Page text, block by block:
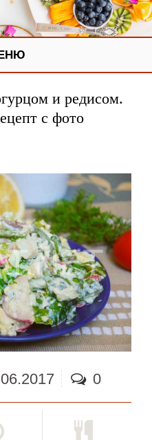
и редисом.
с фото
0